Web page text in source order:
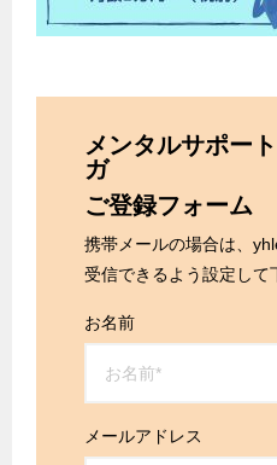
メンタルサポー
ガ
ご登録フォーム
携帯メールの場合は、
受信できるよう設定して
お名前
メールアドレス